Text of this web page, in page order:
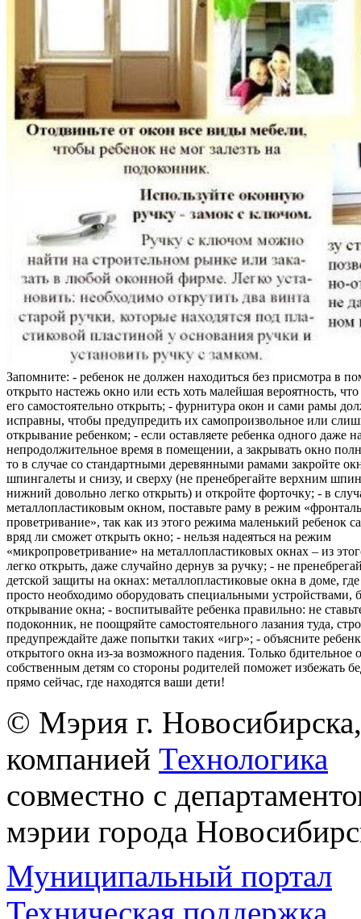
Запомните: - ребенок не должен находиться без присмотра в
открыто настежь окно или есть хоть малейшая вероятность,
его самостоятельно открыть; - фурнитура окон и сами рамы
исправны, чтобы предупредить их самопроизвольное или
открывание ребенком; - если оставляете ребенка одного даже
непродолжительное время в помещении, а закрывать окно
то в случае со стандартными деревянными рамами закройте
шпингалеты и снизу, и сверху (не пренебрегайте верхним
нижний довольно легко открыть) и откройте форточку; - в
металлопластиковым окном, поставьте раму в режим
проветривание», так как из этого режима маленький ребенок
вряд ли сможет открыть окно; - нельзя надеяться на режим
«микропроветривание» на металлопластиковых окнах – из
легко открыть, даже случайно дернув за ручку; - не
детской защиты на окнах: металлопластиковые окна в доме, где
просто необходимо оборудовать специальными
открывание окна; - воспитывайте ребенка правильно: не
подоконник, не поощряйте самостоятельного лазания туда,
предупреждайте даже попытки таких «игр»; - объясните
открытого окна из-за возможного падения. Только бдительное
собственным детям со стороны родителей поможет избежать
прямо сейчас, где находятся ваши дети!
© Мэрия г.
компанией Технологика
совместно с
мэрии города
Муниципальный портал